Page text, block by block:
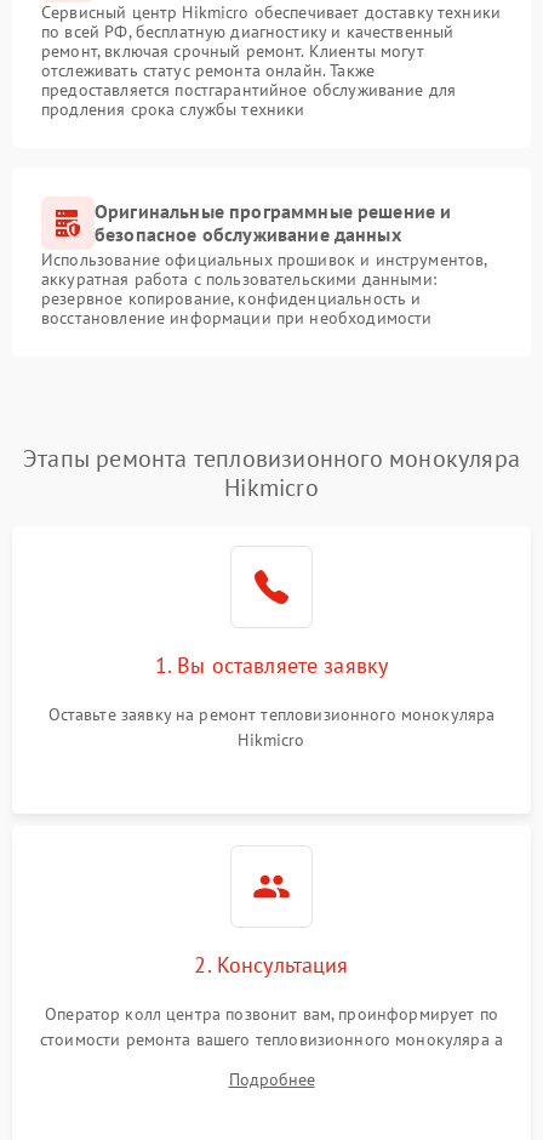
Сервисный центр Hikmicro обеспечивает доставку техники
по всей РФ, бесплатную диагностику и качественный
ремонт, включая срочный ремонт. Клиенты могут
отслеживать статус ремонта онлайн. Также
предоставляется постгарантийное обслуживание для
продления срока службы техники
Оригинальные программные решение и
безопасное обслуживание данных
Использование официальных прошивок и инструментов,
аккуратная работа с пользовательскими данными:
резервное копирование, конфиденциальность и
восстановление информации при необходимости
Этапы ремонта тепловизионного монокуляра
Hikmicro
1. Вы оставляете заявку
Оставьте заявку на ремонт тепловизионного монокуляра
Hikmicro
2. Консультация
Оператор колл центра позвонит вам, проинформирует по
стоимости ремонта вашего тепловизионного монокуляра а
Подробнее